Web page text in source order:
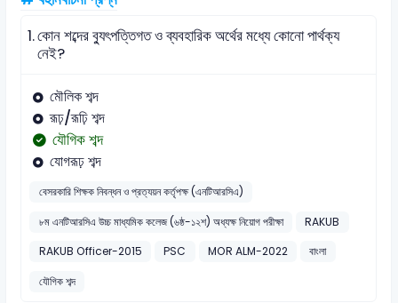
1.কোন শব্দের ব্যুৎপত্তিগত ও ব্যবহারিক অর্থের মধ্যে কোনো পার্থক্য
নেই?
মৌলিক শব্দ
রূঢ়/রূঢ়ি শব্দ
যৌগিক শব্দ
যোগরূঢ় শব্দ
বেসরকারি শিক্ষক নিবন্ধন ও প্রত্যয়ন কর্তৃপক্ষ (এনটিআরসিএ)
৮ম এনটিআরসিএ উচ্চ মাধ্যমিক কলেজ (৬ষ্ঠ-১২শ) অধ্যক্ষ নিয়োগ পরীক্ষা
RAKUB
RAKUB Officer-2015
PSC MOR ALM-2022
বাংলা
যৌগিক শব্দ